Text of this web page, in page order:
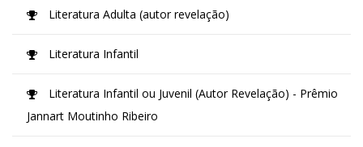
Literatura Adulta (autor revelação)
Literatura Infantil
Literatura Infantil ou Juvenil (Autor Revelação) - Prêmio
Jannart Moutinho Ribeiro